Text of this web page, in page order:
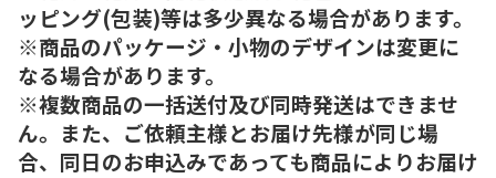
ッピング(包装)等は多少異なる場合があります。
※商品のパッケージ・小物のデザインは変更に
なる場合があります。
※複数商品の一括送付及び同時発送はできませ
ん。また、ご依頼主様とお届け先様が同じ場
合、同日のお申込みであっても商品によりお届け